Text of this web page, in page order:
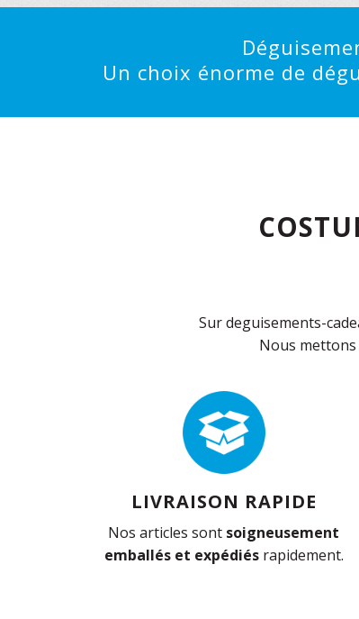
Un choix énorme de
Sur deguisements-
Nous
LIVRAISON RAPIDE
Nos articles sont soigneusement
emballés et expédiésrapidement.